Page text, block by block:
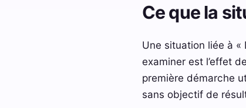
Ce que la
Une situation liée à «
examiner est l’effet
première démarche
sans objectif de